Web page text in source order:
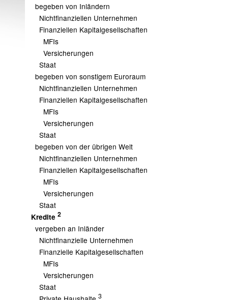
begeben von Inländern
Nichtfinanziellen Unternehmen
Finanziellen Kapitalgesellschaften
MFIs
Versicherungen
Staat
begeben von sonstigem Euroraum
Nichtfinanziellen Unternehmen
Finanziellen Kapitalgesellschaften
MFIs
Versicherungen
Staat
begeben von der übrigen Welt
Nichtfinanziellen Unternehmen
Finanziellen Kapitalgesellschaften
MFIs
Versicherungen
Staat
Kredite 2
vergeben an Inländer
Nichtfinanzielle Unternehmen
Finanzielle Kapitalgesellschaften
MFIs
Versicherungen
Staat
3